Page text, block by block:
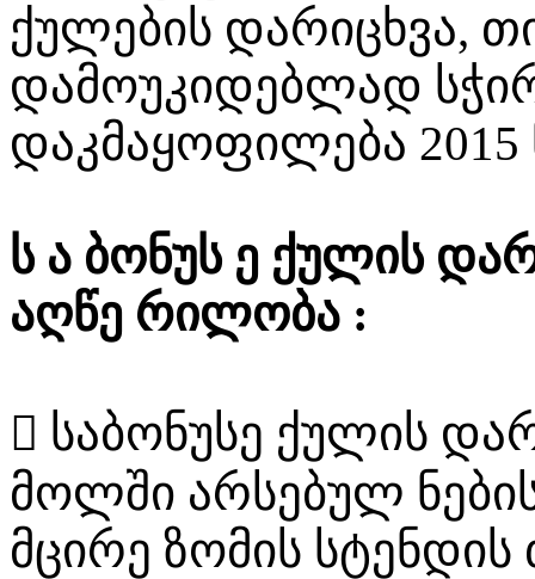
ქულების დარიცხვა,
დამოუკიდებლად
დაკმაყოფილება
ს ა ბონუს ე ქულის
აღწე რილობა :
 საბონუსე ქულის
მოლში არსებულ
მცირე ზომის სტენდის